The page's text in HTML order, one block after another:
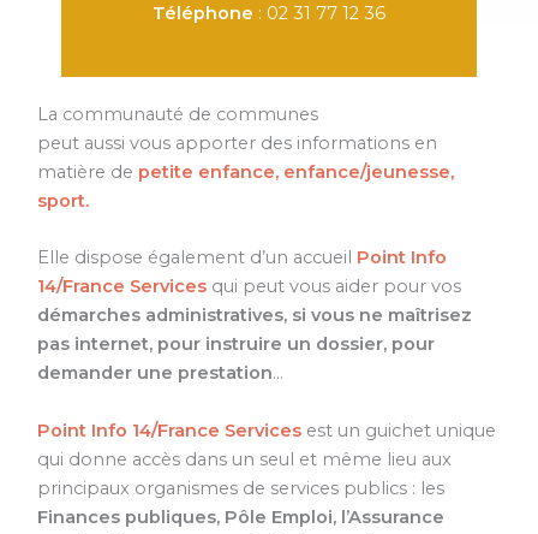
Téléphone : 02 31 77 12 36
La communauté de communes
peut aussi vous apporter des informations en
matière de petite enfance, enfance/jeunesse,
sport.
Elle dispose également d’un accueil Point Info
14/France Services qui peut vous aider pour vos
démarches administratives, si vous ne maîtrisez
pas internet, pour instruire un dossier, pour
demander une prestation…
Point Info 14/France Services est un guichet unique
qui donne accès dans un seul et même lieu aux
principaux organismes de services publics : les
Finances publiques, Pôle Emploi, l’Assurance